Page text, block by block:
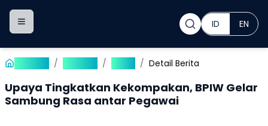
Toggle navigation menu ID EN
/ / / Detail Berita
Upaya Tingkatkan Kekompakan, BPIW Gelar
Sambung Rasa antar Pegawai